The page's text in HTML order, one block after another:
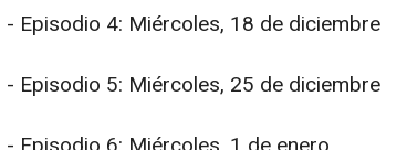
- Episodio 4: Miércoles, 18 de diciembre
- Episodio 5: Miércoles, 25 de diciembre